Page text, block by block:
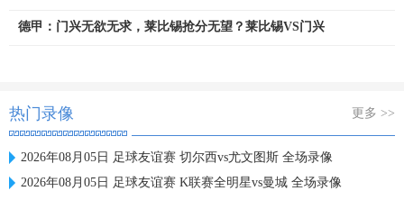
德甲：门兴无欲无求，莱比锡抢分无望？莱比锡VS门兴
热门录像 更多 >>
2026年08月05日 足球友谊赛 切尔西vs尤文图斯 全场录像
2026年08月05日 足球友谊赛 K联赛全明星vs曼城 全场录像